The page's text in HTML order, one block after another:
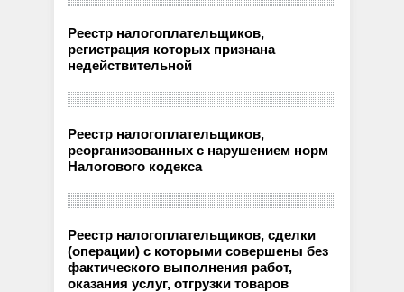
Реестр налогоплательщиков,
регистрация которых признана
недействительной
Реестр налогоплательщиков,
реорганизованных с нарушением норм
Налогового кодекса
Реестр налогоплательщиков, сделки
(операции) с которыми совершены без
фактического выполнения работ,
оказания услуг, отгрузки товаров